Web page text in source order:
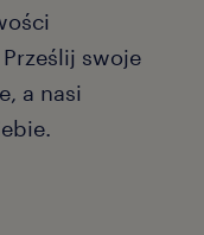
swoje
a nasi